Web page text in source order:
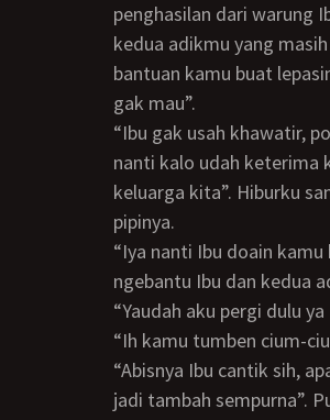
penghasilan dari warung
kedua adikmu yang
bantuan kamu buat
gak mau”.
“Ibu gak usah khawatir, pokoknya aku bakal usaha cari pekerjaan sedapat mungkin,
nanti kalo udah keterima
keluarga kita”. Hiburku
pipinya.
“Iya nanti Ibu doain kamu biar dapet kerjaan bagus supaya kamu sukses dan bisa
ngebantu Ibu dan kedua
“Yaudah aku pergi dulu
“Ih kamu tumben cium-
“Abisnya Ibu cantik sih, apalagi kalo pake anting-anting emas kayak gini cantiknya
jadi tambah sempurna”.